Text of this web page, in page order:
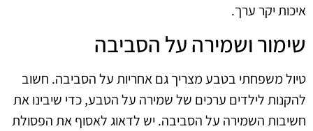
איכות יקר ערך.
שימור ושמירה על הסביבה
טיול משפחתי בטבע מצריך גם אחריות על הסביבה. חשוב
להקנות לילדים ערכים של שמירה על הטבע, כדי שיבינו את
חשיבות השמירה על הסביבה. יש לדאוג לאסוף את הפסולת